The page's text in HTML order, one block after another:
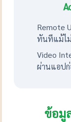
Remote
ทันทีแม้ไ
Video
ผ่านแอป
ข้อมู